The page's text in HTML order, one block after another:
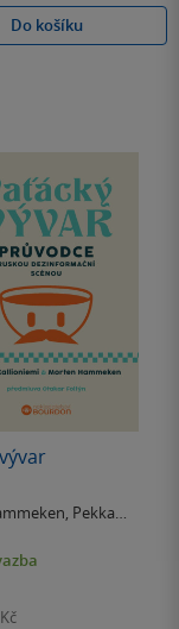
Do košíku
, Pekka